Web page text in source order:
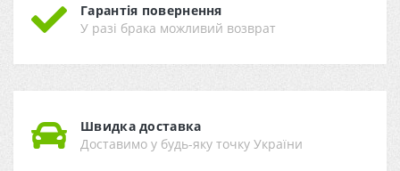
Гарантія повернення
У разі брака можливий возврат
Швидка доставка
Доставимо у будь-яку точку України